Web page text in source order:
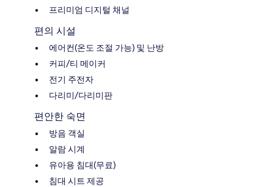
프리미엄 디지털 채널
편의 시설
에어컨(온도 조절 가능) 및 난방
커피/티 메이커
전기 주전자
다리미/다리미판
편안한 숙면
방음 객실
알람 시계
유아용 침대(무료)
침대 시트 제공